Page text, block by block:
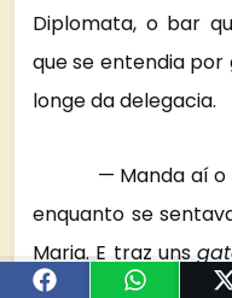
Diplomata, o bar
que se entendia
longe da delegacia.
— Manda aí o de
enquanto se
Maria. E traz uns
de fome.